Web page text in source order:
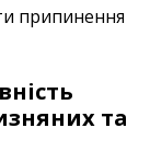
припинення
та